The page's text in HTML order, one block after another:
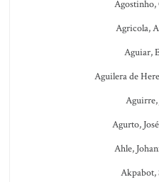
Agricola,
Aguiar,
Aguilera de
Aguirre,
Agurto,
Ahle,
Akpabot,